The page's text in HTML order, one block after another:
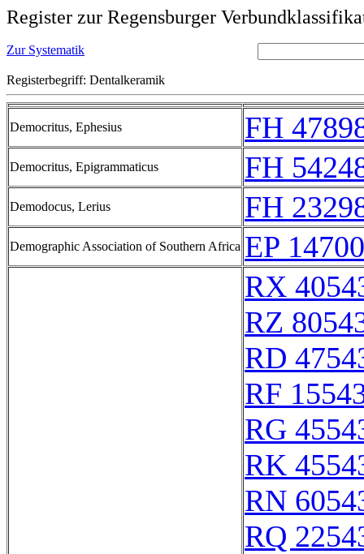
Register zur Regensburger
Zur Systematik
Registerbegriff: Dentalkeramik
Democritus, Ephesius FH
Democritus, Epigrammaticus FH
Demodocus, Lerius FH
Demographic Association of Southern Africa EP
RX
RZ
RD
RF
RG
RK
RN
RQ